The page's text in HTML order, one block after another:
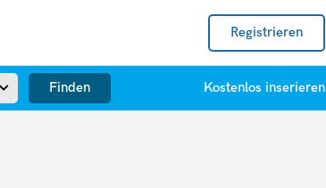
Registrieren
Finden Kostenlos inserieren